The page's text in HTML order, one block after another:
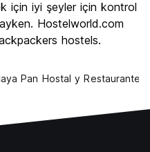
için iyi şeyler için kontrol
Hostelworld.com
hostels.
Pan Hostal y Restaurante